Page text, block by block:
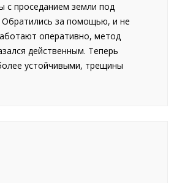
с проседанием земли под
Обратились за помощью, и не
оперативно, метод
действенным. Теперь
устойчивыми, трещины